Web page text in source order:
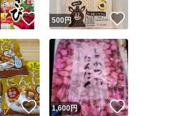
いいね！
500円
いいね！
1,600円 いいね！